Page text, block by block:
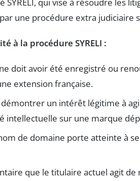
une procédure extra judiciaire
à la procédure SYRELI :
doit avoir été enregistré ou
extension française.
un intérêt légitime à
intellectuelle sur une marque
de domaine porte atteinte à
que le titulaire actuel agit de